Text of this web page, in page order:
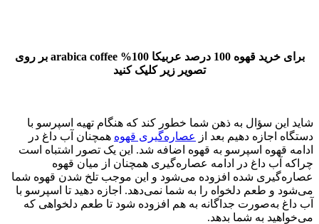
برای خرید قهوه 100 درصد عربیکا 100% arabica coffee بر روی
تصویر زیر کلیک کنید
شاید این سؤال به ذهن شما خطور کند که هنگام تهیه اسپرسو با
دستگاه اجازه دهیم بعد از عصاره‌گیری قهوه همچنان آب داغ در
ادامه قهوه اسپرسو به قهوه اضافه شد. این یک تصور اشتباه است
چراکه آب داغ در ادامه عصاره‌گیری همچنان از میان قهوه
عصاره‌گیری شده افزوده می‌شود و این موجب تلخ شدن قهوه شما
می‌شود و طعم دلخواه را به شما نمی‌دهد. اجازه دهید تا اسپرسو با
آب داغ به‌صورت جداگانه به هم افزوده شود تا طعم دلخواهی که
می‌خواهید به شما بدهد.